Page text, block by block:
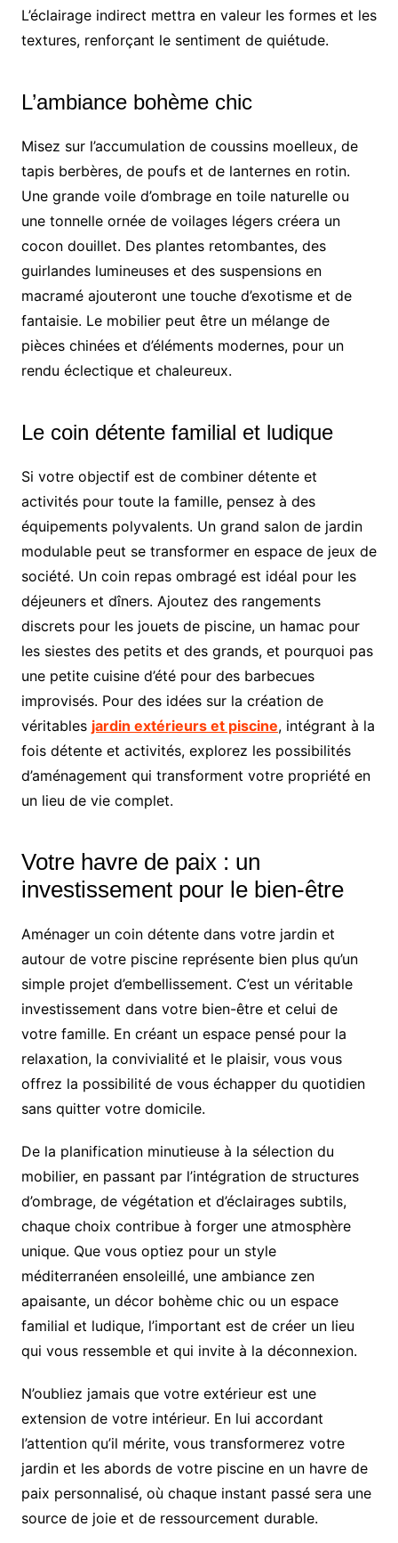
L’éclairage indirect mettra en valeur les formes et les
textures, renforçant le sentiment de quiétude.
L’ambiance bohème chic
Misez sur l’accumulation de coussins moelleux, de
tapis berbères, de poufs et de lanternes en rotin.
Une grande voile d’ombrage en toile naturelle ou
une tonnelle ornée de voilages légers créera un
cocon douillet. Des plantes retombantes, des
guirlandes lumineuses et des suspensions en
macramé ajouteront une touche d’exotisme et de
fantaisie. Le mobilier peut être un mélange de
pièces chinées et d’éléments modernes, pour un
rendu éclectique et chaleureux.
Le coin détente familial et ludique
Si votre objectif est de combiner détente et
activités pour toute la famille, pensez à des
équipements polyvalents. Un grand salon de jardin
modulable peut se transformer en espace de jeux de
société. Un coin repas ombragé est idéal pour les
déjeuners et dîners. Ajoutez des rangements
discrets pour les jouets de piscine, un hamac pour
les siestes des petits et des grands, et pourquoi pas
une petite cuisine d’été pour des barbecues
improvisés. Pour des idées sur la création de
véritables jardin extérieurs et piscine, intégrant à la
fois détente et activités, explorez les possibilités
d’aménagement qui transforment votre propriété en
un lieu de vie complet.
Votre havre de paix : un
investissement pour le bien-être
Aménager un coin détente dans votre jardin et
autour de votre piscine représente bien plus qu’un
simple projet d’embellissement. C’est un véritable
investissement dans votre bien-être et celui de
votre famille. En créant un espace pensé pour la
relaxation, la convivialité et le plaisir, vous vous
offrez la possibilité de vous échapper du quotidien
sans quitter votre domicile.
De la planification minutieuse à la sélection du
mobilier, en passant par l’intégration de structures
d’ombrage, de végétation et d’éclairages subtils,
chaque choix contribue à forger une atmosphère
unique. Que vous optiez pour un style
méditerranéen ensoleillé, une ambiance zen
apaisante, un décor bohème chic ou un espace
familial et ludique, l’important est de créer un lieu
qui vous ressemble et qui invite à la déconnexion.
N’oubliez jamais que votre extérieur est une
extension de votre intérieur. En lui accordant
l’attention qu’il mérite, vous transformerez votre
jardin et les abords de votre piscine en un havre de
paix personnalisé, où chaque instant passé sera une
source de joie et de ressourcement durable.